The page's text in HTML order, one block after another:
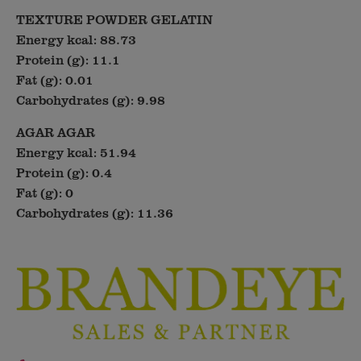
TEXTURE POWDER GELATIN
Energy kcal: 88.73
Protein (g): 11.1
Fat (g): 0.01
Carbohydrates (g): 9.98
AGAR AGAR
Energy kcal: 51.94
Protein (g): 0.4
Fat (g): 0
Carbohydrates (g): 11.36